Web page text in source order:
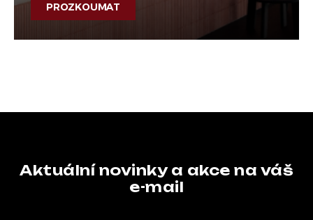
PROZKOUMAT
Aktuální novinky a akce na váš
e-mail